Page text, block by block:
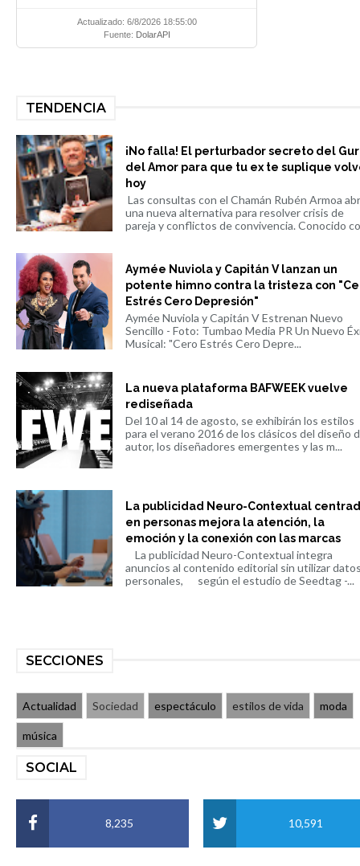
Actualizado: 6/8/2026 18:55:00
Fuente: DolarAPI
TENDENCIA
¡No falla! El perturbador secreto del
del Amor para que tu ex te suplique
hoy
Las consultas con el Chamán Rubén Armoa
una nueva alternativa para resolver crisis de
pareja y conflictos de convivencia. Conocido
Aymée Nuviola y Capitán V lanzan un
potente himno contra la tristeza con
Estrés Cero Depresión"
Aymée Nuviola y Capitán V Estrenan Nuevo
Sencillo - Foto: Tumbao Media PR Un Nuevo
Musical: "Cero Estrés Cero Depre...
La nueva plataforma BAFWEEK vuelve
rediseñada
Del 10 al 14 de agosto, se exhibirán los estilos
para el verano 2016 de los clásicos del diseño
autor, los diseñadores emergentes y las m...
La publicidad Neuro-Contextual
en personas mejora la atención, la
emoción y la conexión con las marcas
La publicidad Neuro-Contextual integra
anuncios al contenido editorial sin utilizar
personales, según el estudio de Seedtag -...
SECCIONES
Actualidad Sociedad espectáculo estilos de vida moda
música
SOCIAL
8,235 10,591